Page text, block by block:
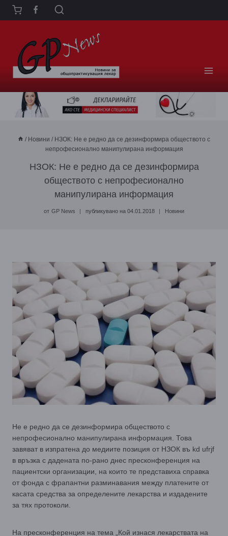
Към
съдържанието
/ Новини / НЗОК: Не е редно да се дезинформира обществото с
непрофесионално манипулирана информация
НЗОК: Не е редно да се дезинформира
обществото с непрофесионално
манипулирана информация
от GP News публикувано на 04.01.2018 Новини
Не е редно да се дезинформира обществото с
непрофесионално манипулирана информация. Това
завяват в изпратена до медиите позиция от НЗОК въ kd ufrjf
в връзка с дадената по-рано днес пресконференция на
пациентски организации, на които те представиха справка
от фонда с фрапантни разминавания между платените от
касата средства за определените лекарства и издадените
за тях протоколи.
На пресконференция на тема „Кой изнася лекарствата на